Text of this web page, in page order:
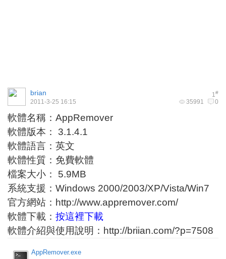
1#
brian
35991 0
2011-3-25 16:15
軟體名稱：AppRemover
軟體版本： 3.1.4.1
軟體語言：英文
軟體性質：免費軟體
檔案大小： 5.9MB
系統支援：Windows 2000/2003/XP/Vista/Win7
官方網站： http://www.appremover.com/
軟體下載： 按這裡下載
軟體介紹與使用說明： http://briian.com/?p=7508
AppRemover.exe